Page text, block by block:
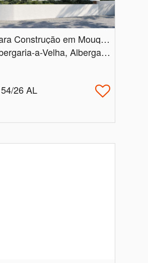
Terreno para Construção em Mouquim | 663 m²
Aveiro, Albergaria-a-Velha, Albergaria-a-Velha e Valmaior
26 AL